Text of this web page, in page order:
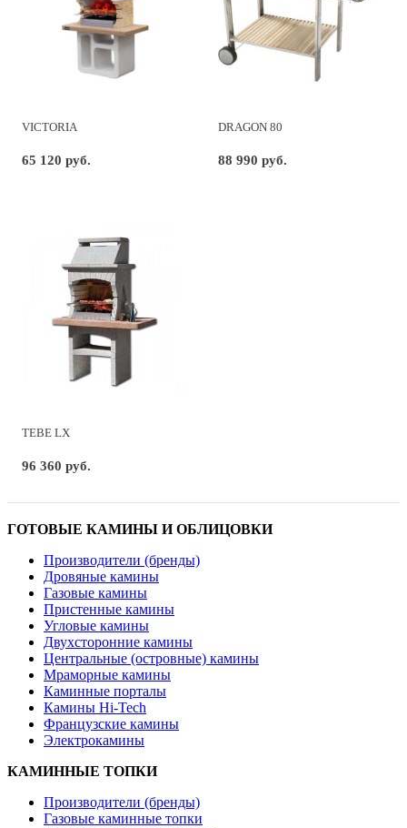
VICTORIA
65 120 руб.
DRAGON 80
88 990 руб.
TEBE LX
96 360 руб.
ГОТОВЫЕ КАМИНЫ И ОБЛИЦОВКИ
Производители (бренды)
Дровяные камины
Газовые камины
Пристенные камины
Угловые камины
Двухсторонние камины
Центральные (островные) камины
Мраморные камины
Каминные порталы
Камины Hi-Tech
Французские камины
Электрокамины
КАМИННЫЕ ТОПКИ
Производители (бренды)
Газовые каминные топки